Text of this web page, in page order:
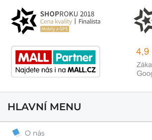
HLAVNÍ MENU
O nás